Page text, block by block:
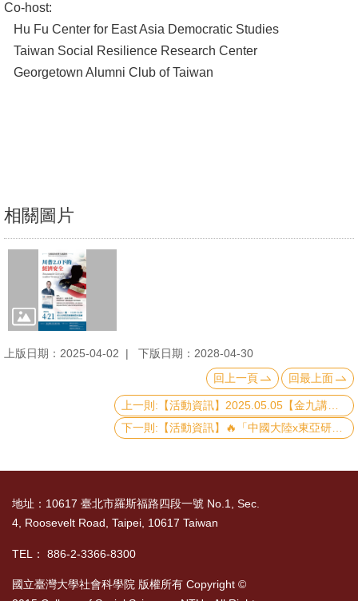
學
輔
捐
與
圖
回
首
頁
網
站
導
Co-host:
Hu Fu Center for East Asia Democratic Studies
Taiwan Social Resilience Research Center
Georgetown Alumni Club of Taiwan
相關圖片
上版日期：2025-04-02
下版日期：2028-04-30
回上一頁
回最上面
地址：10617 臺北市羅斯福路四段一號 No.1, Sec.
4, Roosevelt Road, Taipei, 10617 Taiwan
TEL： 886-2-3366-8300
國立臺灣大學社會科學院 版權所有 Copyright ©